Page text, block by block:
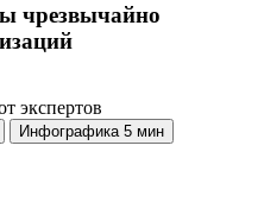
чрезвычайно
экспертов
Инфографика 5 мин